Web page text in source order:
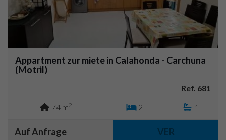
Appartment zur miete in Calahonda - Carchuna
(Motril)
Ref. 681
74 m2 2 1
Auf Anfrage VER